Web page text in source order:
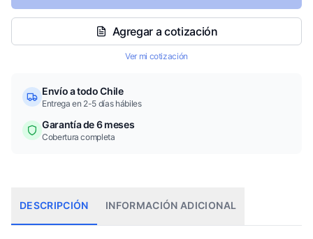
Agregar a cotización
Ver mi cotización
Envío a todo Chile
Entrega en 2-5 días hábiles
Garantía de 6 meses
Cobertura completa
DESCRIPCIÓN INFORMACIÓN ADICIONAL